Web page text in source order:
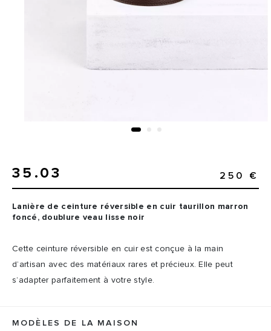
35.03 250 €
Lanière de ceinture réversible en cuir taurillon marron
foncé, doublure veau lisse noir
Cette ceinture réversible en cuir est conçue à la main
d’artisan avec des matériaux rares et précieux. Elle peut
s’adapter parfaitement à votre style.
MODÈLES DE LA MAISON